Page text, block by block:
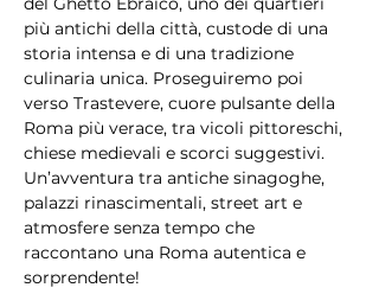
più antichi della città, custode di una
storia intensa e di una tradizione
culinaria unica. Proseguiremo poi
verso Trastevere, cuore pulsante della
Roma più verace, tra vicoli pittoreschi,
chiese medievali e scorci suggestivi.
Un’avventura tra antiche sinagoghe,
palazzi rinascimentali, street art e
atmosfere senza tempo che
raccontano una Roma autentica e
sorprendente!